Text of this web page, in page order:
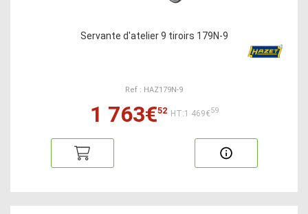
Servante d'atelier 9 tiroirs 179N-9
Ref : HAZ179N-9
1 763€52 HT:1 469€59